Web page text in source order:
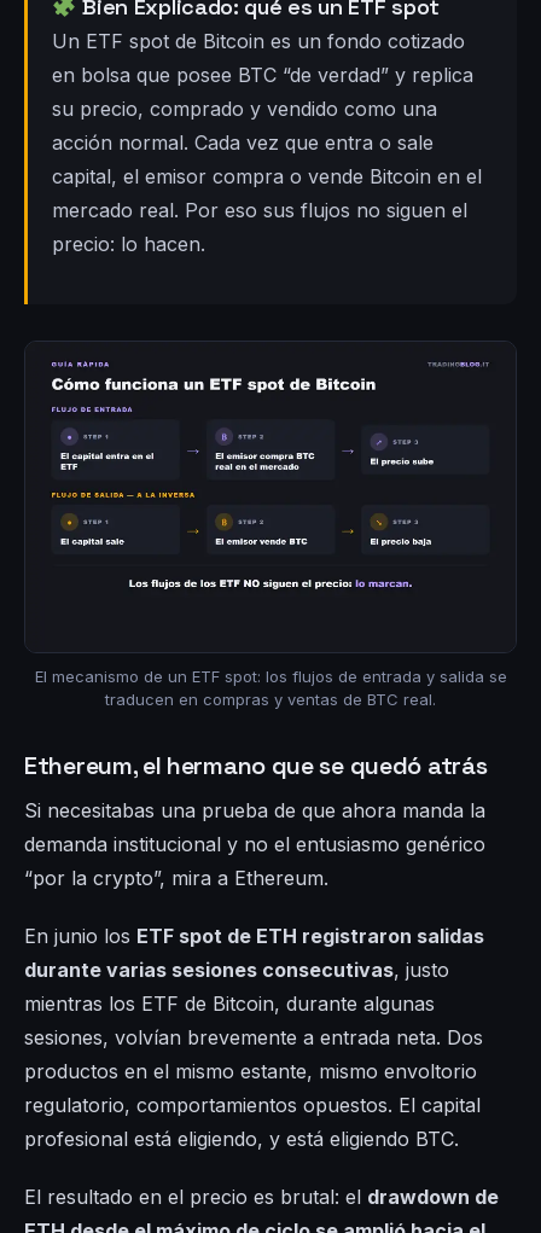
Bien Explicado: qué es un ETF spot
Un ETF spot de Bitcoin es un fondo cotizado
en bolsa que posee BTC “de verdad” y replica
su precio, comprado y vendido como una
acción normal. Cada vez que entra o sale
capital, el emisor compra o vende Bitcoin en el
mercado real. Por eso sus flujos no siguen el
precio: lo hacen.
El mecanismo de un ETF spot: los flujos de entrada y salida se
traducen en compras y ventas de BTC real.
Ethereum, el hermano que se quedó atrás
Si necesitabas una prueba de que ahora manda la
demanda institucional y no el entusiasmo genérico
“por la crypto”, mira a Ethereum.
En junio los ETF spot de ETH registraron salidas
durante varias sesiones consecutivas, justo
mientras los ETF de Bitcoin, durante algunas
sesiones, volvían brevemente a entrada neta. Dos
productos en el mismo estante, mismo envoltorio
regulatorio, comportamientos opuestos. El capital
profesional está eligiendo, y está eligiendo BTC.
El resultado en el precio es brutal: el drawdown de